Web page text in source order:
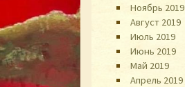
Ноябрь 2019
Август 2019
Июль 2019
Июнь 2019
Май 2019
Апрель 2019